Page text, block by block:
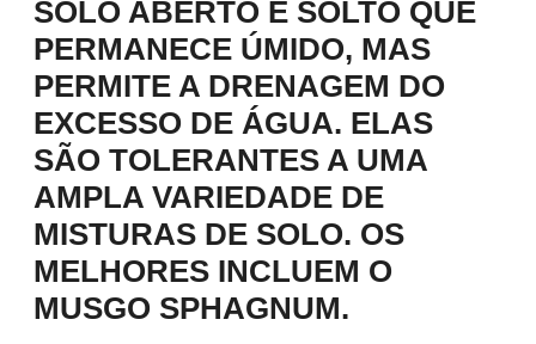
SOLO ABERTO E SOLTO QUE
PERMANECE ÚMIDO, MAS
PERMITE A DRENAGEM DO
EXCESSO DE ÁGUA. ELAS
SÃO TOLERANTES A UMA
AMPLA VARIEDADE DE
MISTURAS DE SOLO. OS
MELHORES INCLUEM O
MUSGO SPHAGNUM.